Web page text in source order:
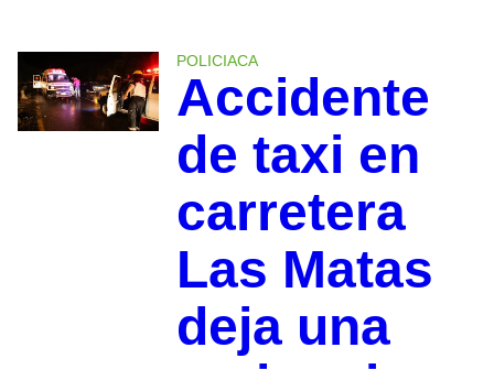
POLICIACA
Accidente
de taxi en
carretera
Las Matas
deja una